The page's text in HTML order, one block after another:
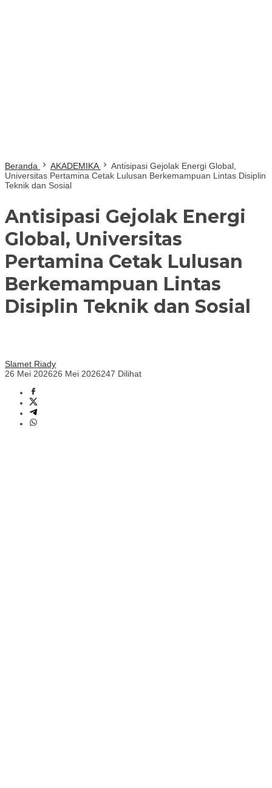
Beranda AKADEMIKA
Antisipasi Gejolak Energi Global,
Universitas Pertamina Cetak Lulusan Berkemampuan Lintas Disiplin
Teknik dan Sosial
Antisipasi Gejolak Energi
Global, Universitas
Pertamina Cetak Lulusan
Berkemampuan Lintas
Disiplin Teknik dan Sosial
Slamet Riady
26 Mei 202626 Mei 2026247 Dilihat